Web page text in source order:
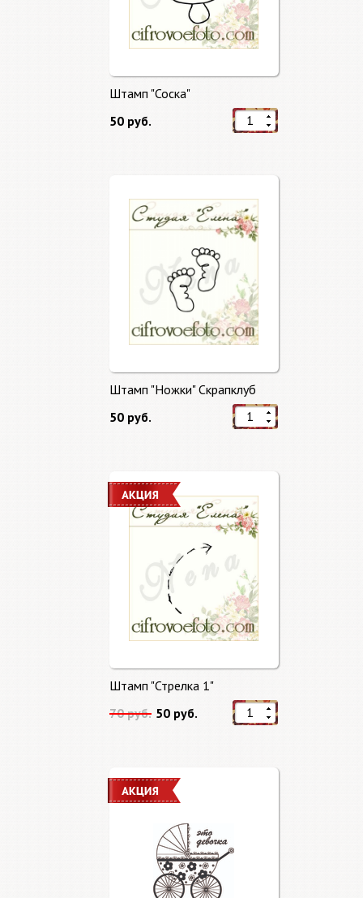
Штамп "Соска"
50 руб.
Штамп "Ножки" Скрапклуб
50 руб.
Штамп "Стрелка 1"
70 руб. 50 руб.